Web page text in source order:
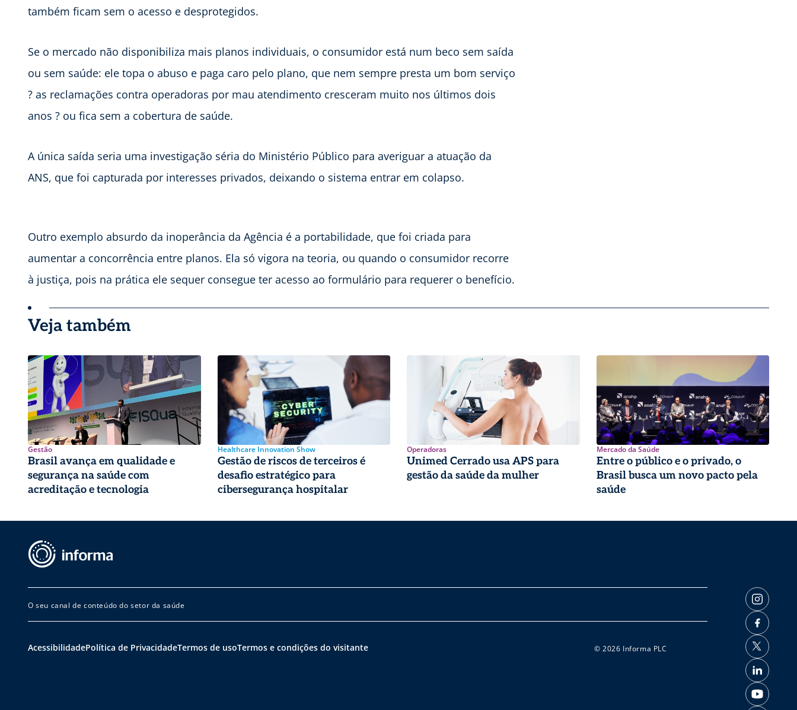
também ficam sem o acesso e desprotegidos.
Se o mercado não disponibiliza mais planos individuais, o consumidor está num beco sem saída
ou sem saúde: ele topa o abuso e paga caro pelo plano, que nem sempre presta um bom serviço
? as reclamações contra operadoras por mau atendimento cresceram muito nos últimos dois
anos ? ou fica sem a cobertura de saúde.
A única saída seria uma investigação séria do Ministério Público para averiguar a atuação da
ANS, que foi capturada por interesses privados, deixando o sistema entrar em colapso.
Outro exemplo absurdo da inoperância da Agência é a portabilidade, que foi criada para
aumentar a concorrência entre planos. Ela só vigora na teoria, ou quando o consumidor recorre
à justiça, pois na prática ele sequer consegue ter acesso ao formulário para requerer o benefício.
Veja também
Gestão
Brasil avança em qualidade e
segurança na saúde com
acreditação e tecnologia
Healthcare Innovation Show
Gestão de riscos de terceiros é
desafio estratégico para
cibersegurança hospitalar
Operadoras
Unimed Cerrado usa APS para
gestão da saúde da mulher
Mercado da Saúde
Entre o público e o privado, o
Brasil busca um novo pacto pela
saúde
O seu canal de conteúdo do setor da saúde
AcessibilidadePolítica de PrivacidadeTermos de usoTermos e condições do visitante © 2026 Informa PLC